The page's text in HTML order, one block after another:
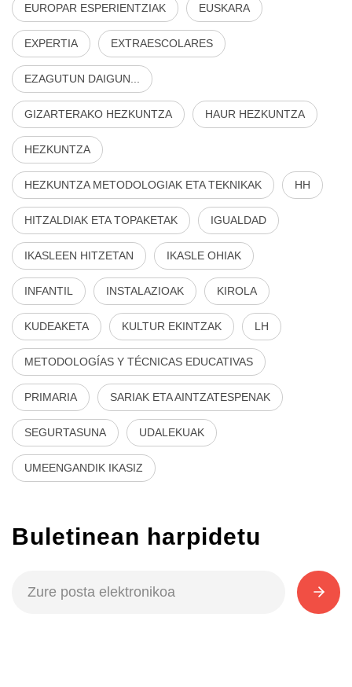
EUROPAR ESPERIENTZIAK EUSKARA
EXPERTIA EXTRAESCOLARES
EZAGUTUN DAIGUN...
GIZARTERAKO HEZKUNTZA HAUR HEZKUNTZA
HEZKUNTZA
HEZKUNTZA METODOLOGIAK ETA TEKNIKAK HH
HITZALDIAK ETA TOPAKETAK IGUALDAD
IKASLEEN HITZETAN IKASLE OHIAK
INFANTIL INSTALAZIOAK KIROLA
KUDEAKETA KULTUR EKINTZAK LH
METODOLOGÍAS Y TÉCNICAS EDUCATIVAS
PRIMARIA SARIAK ETA AINTZATESPENAK
SEGURTASUNA UDALEKUAK
UMEENGANDIK IKASIZ
Buletinean harpidetu